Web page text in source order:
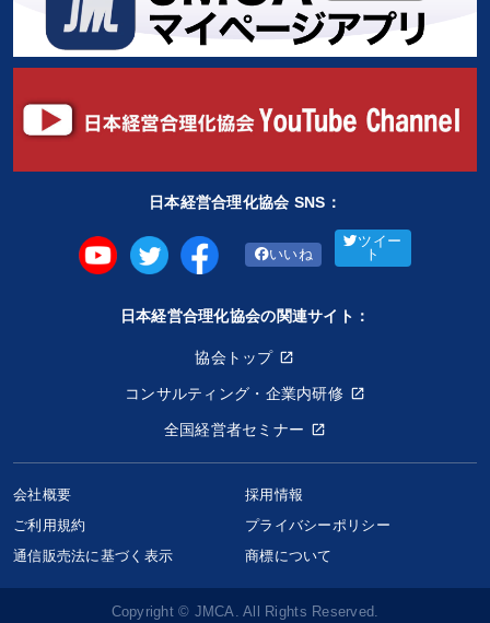
日本経営合理化協会 SNS：
いいね
ツイー
ト
日本経営合理化協会の関連サイト：
協会トップ
コンサルティング・企業内研修
全国経営者セミナー
会社概要
採用情報
ご利用規約
プライバシーポリシー
通信販売法に基づく表示
商標について
Copyright © JMCA. All Rights Reserved.
6,600円〜
keyboard_arrow_up 商品選択